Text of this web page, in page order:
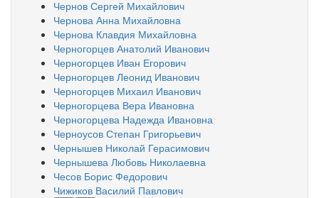
Чернов Сергей Михайлович
Чернова Анна Михайловна
Чернова Клавдия Михайловна
Черногорцев Анатолий Иванович
Черногорцев Иван Егорович
Черногорцев Леонид Иванович
Черногорцев Михаил Иванович
Черногорцева Вера Ивановна
Черногорцева Надежда Ивановна
Черноусов Степан Григорьевич
Чернышев Николай Герасимович
Чернышева Любовь Николаевна
Чесов Борис Федорович
Чижиков Василий Павлович